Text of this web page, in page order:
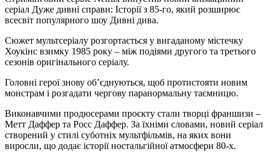
серіал Дуже дивні справи: Історії з 85-го, який розширює
всесвіт популярного шоу Дивні дива.
Сюжет мультсеріалу розгортається у вигаданому містечку
Хоукінс взимку 1985 року – між подіями другого та третього
сезонів оригінального серіалу.
Головні герої знову об’єднуються, щоб протистояти новим
монстрам і розгадати чергову паранормальну таємницю.
Виконавчими продюсерами проєкту стали творці франшизи –
Метт Даффер та Росс Даффер. За їхніми словами, новий серіал
створений у стилі суботніх мультфільмів, на яких вони
виросли, що додає історії ностальгійної атмосфери 80-х.